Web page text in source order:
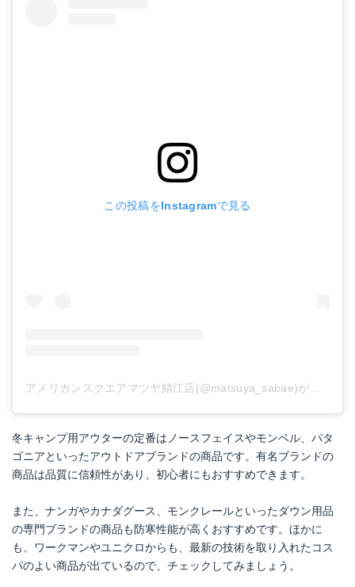
この投稿をInstagramで見る
アメリカンスクエアマツヤ鯖江店(@matsuya_sabae)がシェアした投稿
冬キャンプ用アウターの定番はノースフェイスやモンベル、パタ
ゴニアといったアウトドアブランドの商品です。有名ブランドの
商品は品質に信頼性があり、初心者にもおすすめできます。
また、ナンガやカナダグース、モンクレールといったダウン用品
の専門ブランドの商品も防寒性能が高くおすすめです。ほかに
も、ワークマンやユニクロからも、最新の技術を取り入れたコス
パのよい商品が出ているので、チェックしてみましょう。